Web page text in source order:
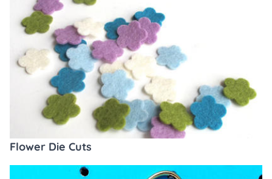
Flower Die Cuts